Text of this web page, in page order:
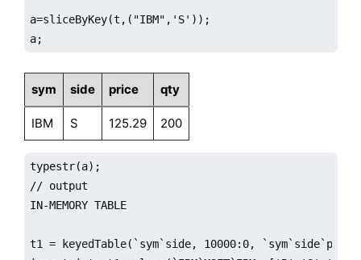
a=sliceByKey(t,("IBM",'S'));
a;
sym side price qty
IBM S 125.29 200
typestr(a);
// output
IN-MEMORY TABLE
t1 = keyedTable(`sym`side, 10000:0,